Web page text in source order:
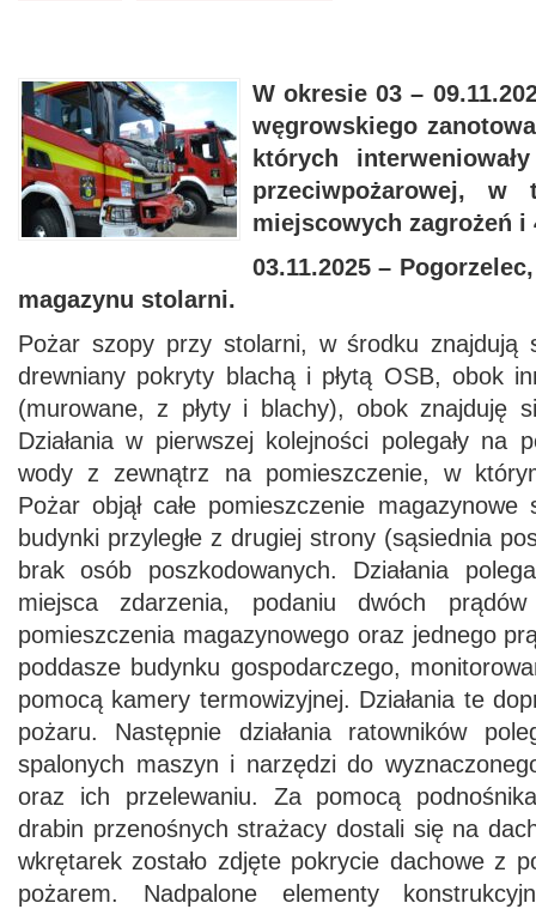
W okresie 03 –
węgrowskiego
których interweniowały
przeciwpożarowej, w
miejscowych zagrożeń i
03.11.2025 –
magazynu stolarni.
Pożar szopy przy stolarni, w środku znajdują
drewniany pokryty blachą i płytą OSB, obok
(murowane, z płyty i blachy), obok znajduję
Działania w pierwszej kolejności polegały na
wody z zewnątrz na pomieszczenie, w
Pożar objął całe pomieszczenie
budynki przyległe z drugiej strony (sąsiednia
brak osób poszkodowanych. Działania
miejsca zdarzenia, podaniu dwóch
pomieszczenia magazynowego oraz jednego
poddasze budynku gospodarczego,
pomocą kamery termowizyjnej. Działania te
pożaru. Następnie działania ratowników
spalonych maszyn i narzędzi do
oraz ich przelewaniu. Za pomocą
drabin przenośnych strażacy dostali się na
wkrętarek zostało zdjęte pokrycie dachowe z
pożarem. Nadpalone elementy